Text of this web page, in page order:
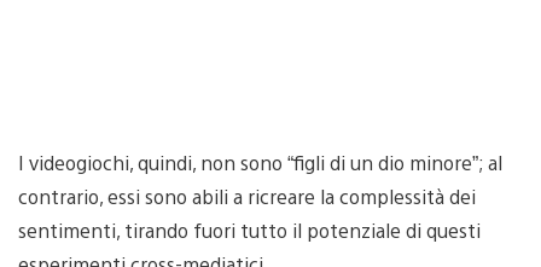
I videogiochi, quindi, non sono “figli di un dio minore”; al
contrario, essi sono abili a ricreare la complessità dei
sentimenti, tirando fuori tutto il potenziale di questi